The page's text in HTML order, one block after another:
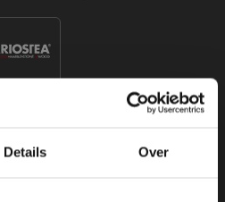
Details Over
Terrastegels
maakt
cookies.